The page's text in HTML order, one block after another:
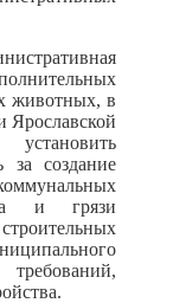
животных, в
Ярославской
за создание
и грязи